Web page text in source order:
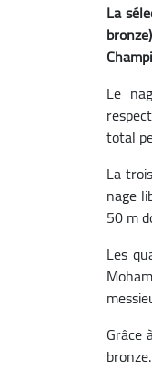
La
Le
total
La
nage
50 m
Les
Grâce
bronze.